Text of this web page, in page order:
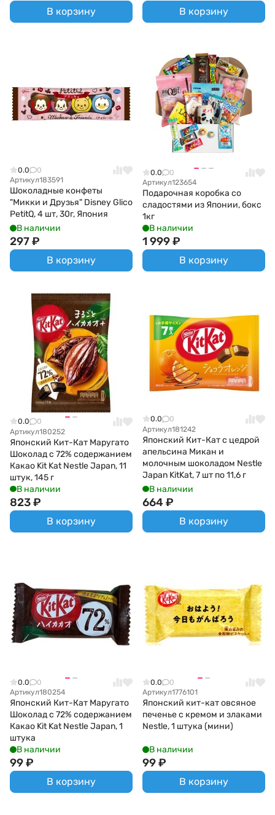
В корзину В корзину
0.0
0
Артикул183591
Шоколадные конфеты
"Микки и Друзья" Disney Glico
PetitQ, 4 шт, 30г, Япония
В наличии
297₽
В корзину
0.0
0
Артикул123654
Подарочная коробка со
сладостями из Японии, бокс
1кг
В наличии
1 999₽
В корзину
0.0
0
Артикул180252
Японский Кит-Кат Маругато
Шоколад с 72% содержанием
Какао Kit Kat Nestle Japan, 11
штук, 145 г
В наличии
823₽
В корзину
0.0
0
Артикул181242
Японский Кит-Кат с цедрой
апельсина Микан и
молочным шоколадом Nestle
Japan KitKat, 7 шт по 11,6 г
В наличии
664₽
В корзину
0.0
0
Артикул180254
Японский Кит-Кат Маругато
Шоколад с 72% содержанием
Какао Kit Kat Nestle Japan, 1
штука
В наличии
99₽
В корзину
0.0
0
Артикул1776101
Японский кит-кат овсяное
печенье с кремом и злаками
Nestle, 1 штука (мини)
В наличии
99₽
В корзину